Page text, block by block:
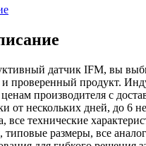
датчик IFM, вы
и проверенный продукт.
производителя с
от нескольких дней, до 6
все технические
типовые размеры, все